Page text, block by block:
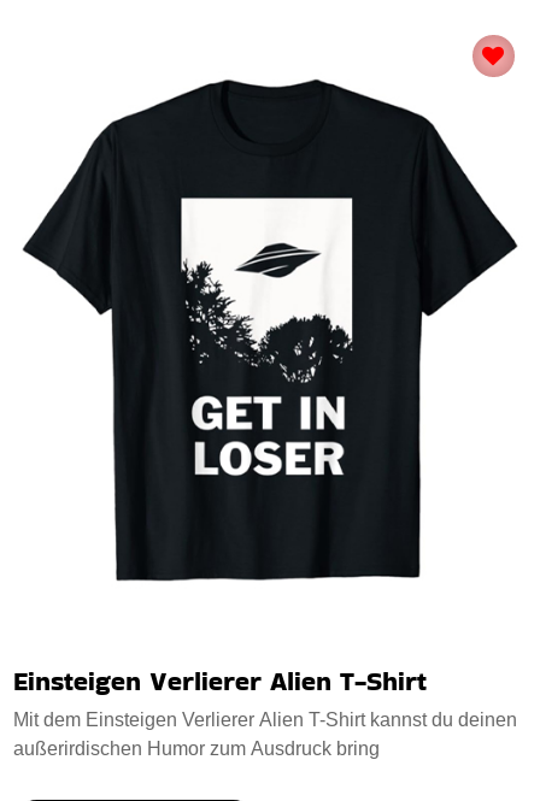
Einsteigen Verlierer Alien T-Shirt
Mit dem Einsteigen Verlierer Alien T-Shirt kannst du deinen
außerirdischen Humor zum Ausdruck bring